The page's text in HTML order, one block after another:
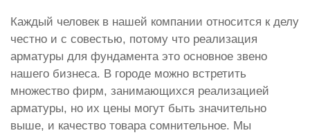
Каждый человек в нашей компании относится к делу
честно и с совестью, потому что реализация
арматуры для фундамента это основное звено
нашего бизнеса. В городе можно встретить
множество фирм, занимающихся реализацией
арматуры, но их цены могут быть значительно
выше, и качество товара сомнительное. Мы